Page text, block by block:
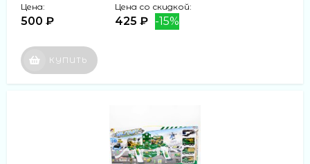
Цена:
500 ₽
Цена со скидкой:
425 ₽ -15%
КУПИТЬ